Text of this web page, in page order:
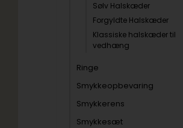
Sølv Halskæder
Forgyldte Halskæder
Klassiske halskæder til
vedhæng
Ringe
Smykkeopbevaring
Smykkerens
Smykkesæt